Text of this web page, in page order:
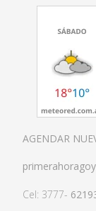
AGENDAR
Cel: 3777-